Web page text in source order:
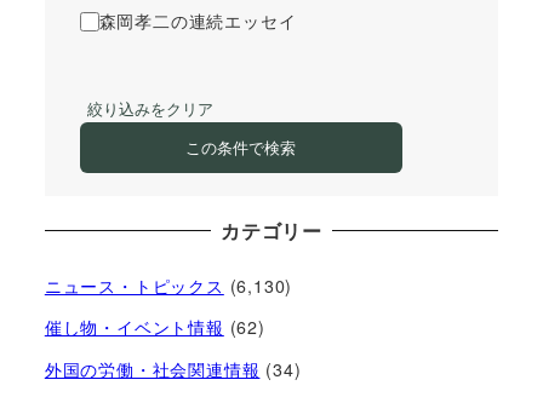
森岡孝二の連続エッセイ
絞り込みをクリア
この条件で検索
カテゴリー
ニュース・トピックス (6,130)
催し物・イベント情報 (62)
外国の労働・社会関連情報 (34)